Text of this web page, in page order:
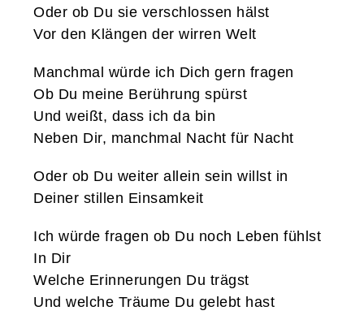
Oder ob Du sie verschlossen hälst
Vor den Klängen der wirren Welt
Manchmal würde ich Dich gern fragen
Ob Du meine Berührung spürst
Und weißt, dass ich da bin
Neben Dir, manchmal Nacht für Nacht
Oder ob Du weiter allein sein willst in
Deiner stillen Einsamkeit
Ich würde fragen ob Du noch Leben fühlst
In Dir
Welche Erinnerungen Du trägst
Und welche Träume Du gelebt hast